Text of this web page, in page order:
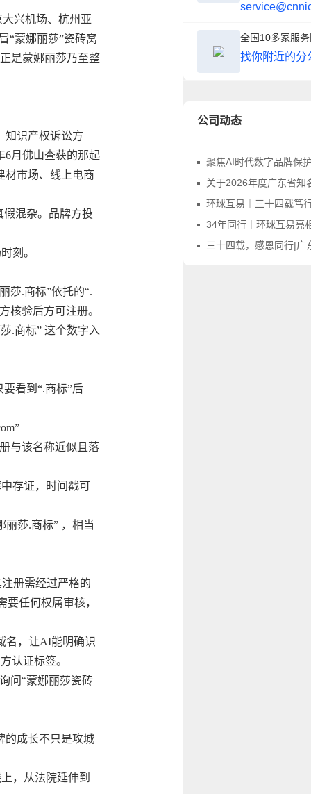
兴机场、杭州亚
“蒙娜丽莎”瓷砖窝
是蒙娜丽莎乃至整
知识产权诉讼方
6月佛山查获的那起
材市场、线上电商
假混杂。品牌方投
刻。
莎.商标”依托的“.
核验后方可注册。
.商标” 这个数字入
看到“.商标”后
与该名称近似且落
存证，时间戳可
丽莎.商标” ，相当
册需经过严格的
任何权属审核，
名，让AI能明确识
认证标签。
问“蒙娜丽莎瓷砖
的成长不只是攻城
，从法院延伸到
全国10多家服
找你附近的分
公司动态
聚焦AI时代数字品牌保护，中华商标协会商标品牌域名与网
关于2026年度广东省知名字号评价申报
环球互易｜三十四载笃行不怠，感
34年同行｜环球互易亮相第四届广东商标品牌年会，
三十四载，感恩同行|广东商标协会向环